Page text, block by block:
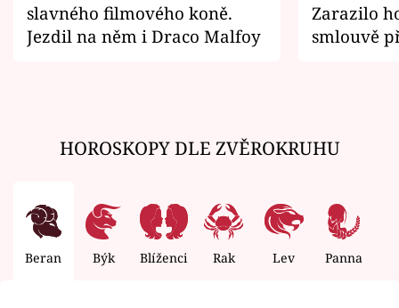
slavného filmového koně.
Jezdil na něm i Draco Malfoy
Zarazilo
smlouvě
HOROSKOPY DLE ZVĚROKRUHU
Beran Býk Blíženci Rak Lev Panna